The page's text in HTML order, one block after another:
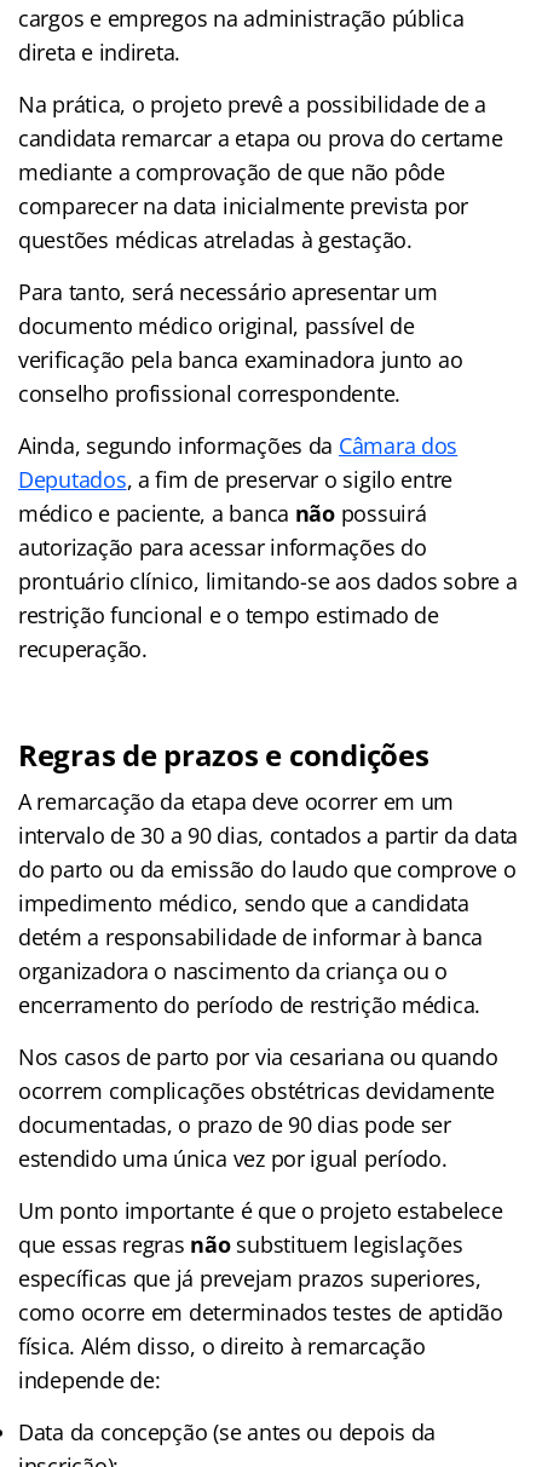
cargos e empregos na administração pública
direta e indireta.
Na prática, o projeto prevê a possibilidade de a
candidata remarcar a etapa ou prova do certame
mediante a comprovação de que não pôde
comparecer na data inicialmente prevista por
questões médicas atreladas à gestação.
Para tanto, será necessário apresentar um
documento médico original, passível de
verificação pela banca examinadora junto ao
conselho profissional correspondente.
Ainda, segundo informações da Câmara dos
Deputados, a fim de preservar o sigilo entre
médico e paciente, a banca nãopossuirá
autorização para acessar informações do
prontuário clínico, limitando-se aos dados sobre a
restrição funcional e o tempo estimado de
recuperação.
Regras de prazos e condições
A remarcação da etapa deve ocorrer em um
intervalo de 30 a 90 dias, contados a partir da data
do parto ou da emissão do laudo que comprove o
impedimento médico, sendo que a candidata
detém a responsabilidade de informar à banca
organizadora o nascimento da criança ou o
encerramento do período de restrição médica.
Nos casos de parto por via cesariana ou quando
ocorrem complicações obstétricas devidamente
documentadas, o prazo de 90 dias pode ser
estendido uma única vez por igual período.
Um ponto importante é que o projeto estabelece
que essas regras nãosubstituem legislações
específicas que já prevejam prazos superiores,
como ocorre em determinados testes de aptidão
física. Além disso, o direito à remarcação
independe de:
Data da concepção (se antes ou depois da